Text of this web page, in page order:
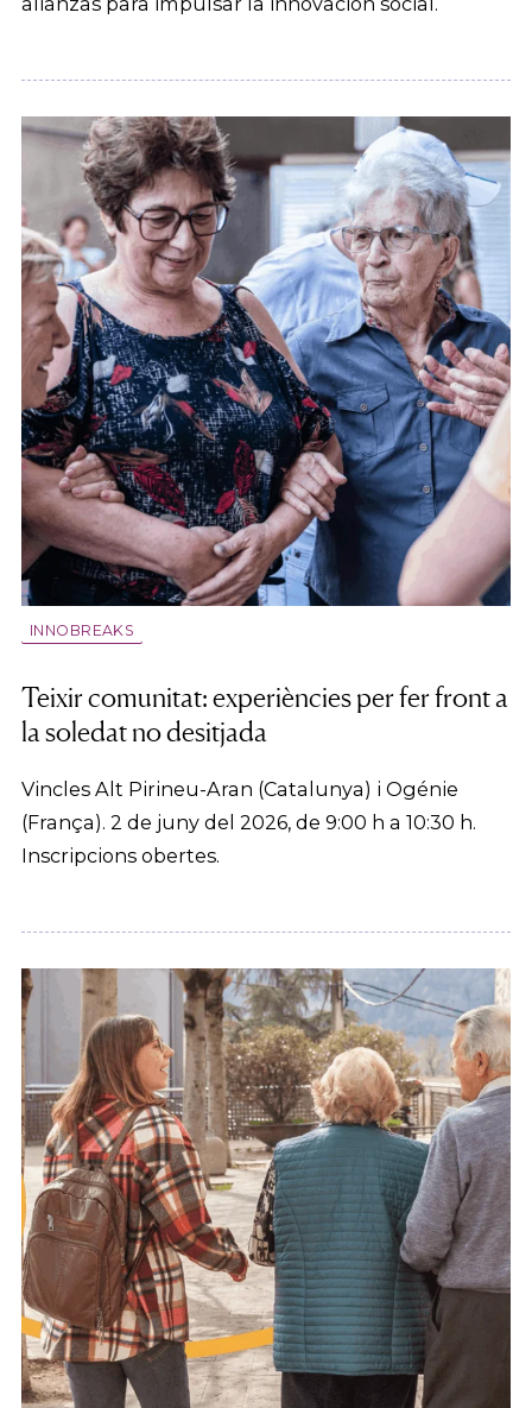
INNOBREAKS
Teixir comunitat: experiències per fer front a
la soledat no desitjada
Vincles Alt Pirineu-Aran (Catalunya) i Ogénie
(França). 2 de juny del 2026, de 9:00 h a 10:30 h.
Inscripcions obertes.